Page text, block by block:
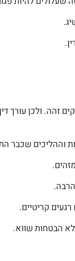
זהה. ולכן עורך
וההליכים שכבר
קריטיים.
הבטחות שווא.